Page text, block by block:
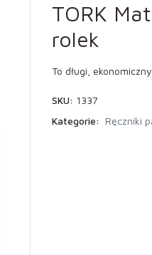
TORK
rolek
To długi,
SKU: 1337
Kategorie: Ręczniki